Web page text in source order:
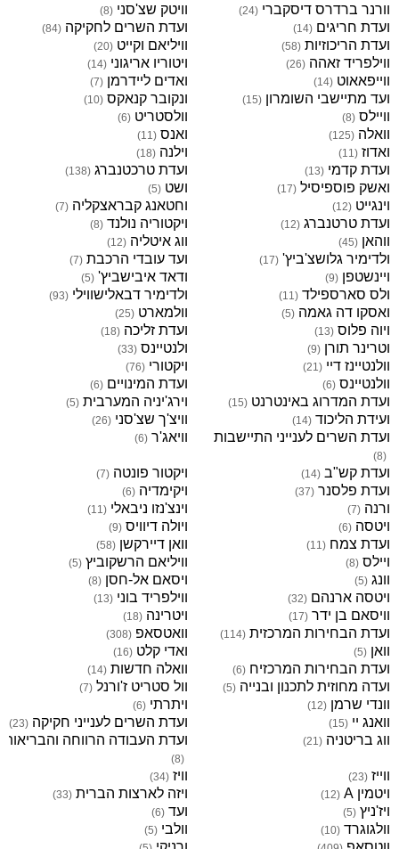
וורנר ברדרס דיסקברי (
24
) וויטק שצ'סני (
8
)
ועדת חריגים (
14
) ועדת השרים לחקיקה (
84
)
ועדת הריכוזיות (
58
) וויליאם וקייט (
20
)
ווילפריד זאהה (
26
) ויטוריו אריגוני (
14
)
ווייפאאוט (
14
) ואדים ליידרמן (
7
)
ועד מתיישבי השומרון (
15
) ונקובר קנאקס (
10
)
וויילס (
8
) וולסטריט (
6
)
וואלה (
125
) ואנס (
11
)
ואדוז (
11
) וילנה (
18
)
ועדת קדמי (
13
) ועדת טרכטנברג (
138
)
ואשק פוספיסיל (
17
) ושט (
5
)
וינגייט (
12
) וחטאנג קבראצקליה (
7
)
ועדת טרטנברג (
12
) ויקטוריה נולנד (
8
)
ווהאן (
45
) ווג איטליה (
12
)
ולדימיר גלושצ'ביץ' (
17
) ועד עובדי הרכבת (
7
)
ויינשטפן (
9
) ודאד איבישביץ' (
5
)
ולס סארספילד (
11
) ולדימיר דבאלישווילי (
93
)
ואסקו דה גאמה (
5
) וולמארט (
25
)
ויוה פלוס (
13
) ועדת זליכה (
18
)
וטרינר תורן (
9
) ולנטיינס (
33
)
וולנטיינז דיי (
21
) ויקטורי (
76
)
וולנטיינס (
6
) ועדת המינויים (
6
)
ועדת המדרוג באינטרנט (
15
) וירג'יניה המערבית (
5
)
ועידת הליכוד (
14
) וויצ'ך שצ'סני (
26
)
ועדת השרים לענייני התיישבות
(
8
)
וויאג'ר (
6
)
ועדת קש"ב (
14
) ויקטור פונטה (
7
)
ועדת פלסנר (
37
) ויקימדיה (
6
)
ורנה (
7
) וינצ'נזו ניבאלי (
11
)
ויטסה (
6
) ויולה דיוויס (
9
)
ועדת צמח (
11
) וואן דיירקשן (
58
)
ויילס (
8
) וויליאם הרשקוביץ (
5
)
וונג (
5
) ויסאם אל-חסן (
8
)
ויטסה ארנהם (
32
) ווילפריד בוני (
13
)
וויסאם בן ידר (
17
) ויטרינה (
18
)
ועדת הבחירות המרכזית (
114
) וואטסאפ (
308
)
וואן (
5
) ואדי קלט (
16
)
ועדת הבחירות המרכזיח (
6
) וואלה חדשות (
14
)
ועדה מחוזית לתכנון ובנייה (
5
) וול סטריט ז'ורנל (
7
)
וונדי שרמן (
12
) ויתרתי (
6
)
וואנג יי (
15
) ועדת השרים לענייני חקיקה (
23
)
ווג בריטניה (
21
) ועדת העבודה הרווחה והבריאות
(
8
)
ווייז (
23
) וויז (
34
)
ויטמין A (
12
) ויזה לארצות הברית (
33
)
ויז'ניץ (
5
) ועד (
6
)
וולגוגרד (
10
) וולבי (
5
)